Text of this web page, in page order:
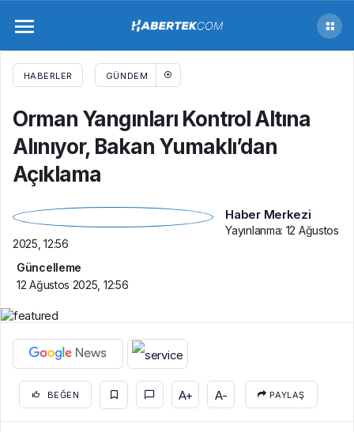
HABERLER GÜNDEM
Orman Yangınları Kontrol Altına
Alınıyor, Bakan Yumaklı’dan
Açıklama
Haber Merkezi
Yayınlanma: 12 Ağustos
2025, 12:56
Güncelleme
12 Ağustos 2025, 12:56
BEĞEN A+ A- PAYLAŞ
Orman Yangınları Kontrol Altına Alınıyor,
Bakan Yumaklı’dan Açıklama